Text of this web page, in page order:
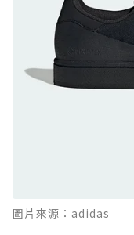
防水鞋推薦
GORE-TEX
全天候越野跑
防水鞋推薦
感軟彈、搭
Boot：馬汀首
圖片來源：adidas